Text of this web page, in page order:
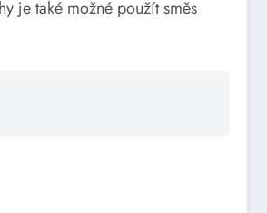
je také možné použít směs